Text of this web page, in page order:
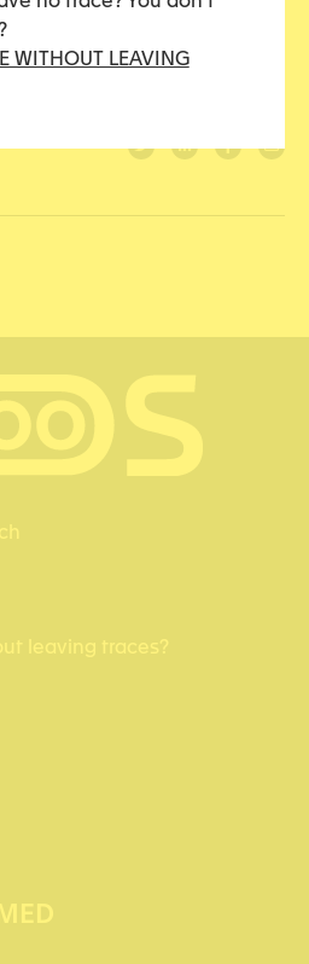
WITHOUT LEAVING
leaving traces?